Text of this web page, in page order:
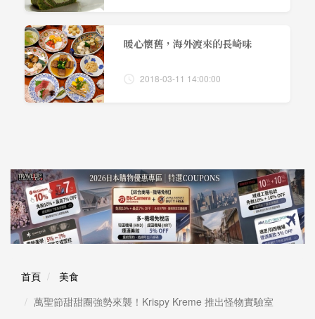
暖心懷舊，海外渡來的長崎味
2018-03-11 14:00:00
首頁
美食
萬聖節甜甜圈強勢來襲！Krispy Kreme 推出怪物實驗室